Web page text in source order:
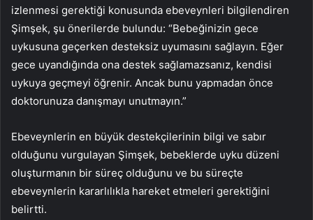
izlenmesi gerektiği konusunda ebeveynleri bilgilendiren
Şimşek, şu önerilerde bulundu: “Bebeğinizin gece
uykusuna geçerken desteksiz uyumasını sağlayın. Eğer
gece uyandığında ona destek sağlamazsanız, kendisi
uykuya geçmeyi öğrenir. Ancak bunu yapmadan önce
doktorunuza danışmayı unutmayın.”
Ebeveynlerin en büyük destekçilerinin bilgi ve sabır
olduğunu vurgulayan Şimşek, bebeklerde uyku düzeni
oluşturmanın bir süreç olduğunu ve bu süreçte
ebeveynlerin kararlılıkla hareket etmeleri gerektiğini
belirtti.